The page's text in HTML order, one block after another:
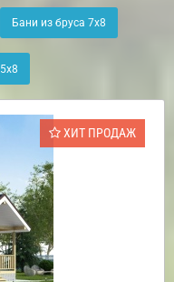
Бани из бруса 7х8
ХИТ ПРОДАЖ